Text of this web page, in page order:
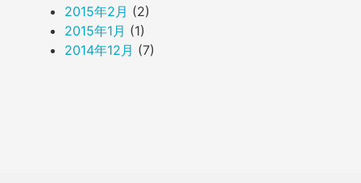
2015年2月 (2)
2015年1月 (1)
2014年12月 (7)